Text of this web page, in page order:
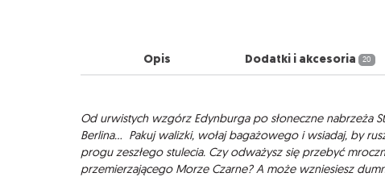
Opis Dodatki i akcesoria 20
Opis
Od urwistych wzgórz Edynburga po słoneczne nabrzeża
Berlina… Pakuj walizki, wołaj bagażowego i wsiadaj, by
progu zeszłego stulecia. Czy odważysz się przebyć
przemierzającego Morze Czarne? A może wzniesiesz